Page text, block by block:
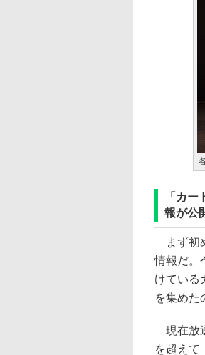
「カ
報が公
まず初
情報だ。
けている
を集めた
現在放
を超え